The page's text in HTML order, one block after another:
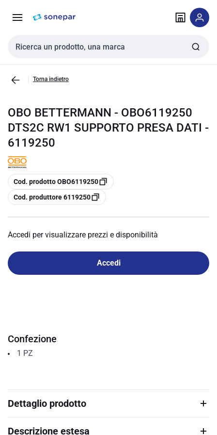
navigazione alla
Cerca input
Torna indietro
OBO BETTERMANN - OBO6119250
DTS2C RW1 SUPPORTO PRESA DATI -
6119250
copia
Cod. prodotto OBO6119250
copia
Cod. produttore 6119250
Accedi per visualizzare prezzi e disponibilità
Accedi
Confezione
1 PZ
Dettaglio prodotto
Descrizione estesa